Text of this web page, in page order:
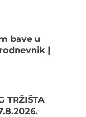
bave u
|
TRŽIŠTA